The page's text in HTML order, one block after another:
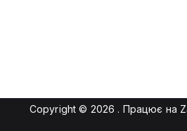
Copyright © 2026 . Працює на